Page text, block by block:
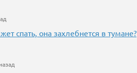
спать, она захлебнется в тумане?